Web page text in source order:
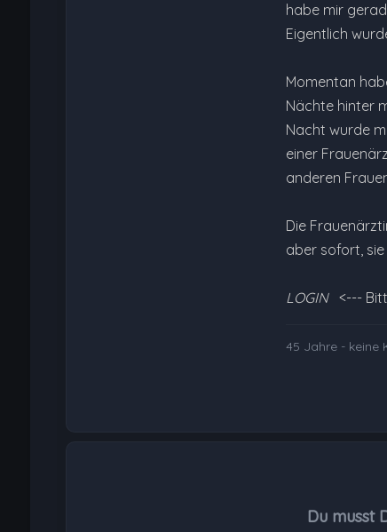
habe mir
Eigentlich
Momentan
Nächte hinter
Nacht wurde
einer
anderen
Die
aber sofort,
LOGIN <---
45 Jahre - keine
Du musst